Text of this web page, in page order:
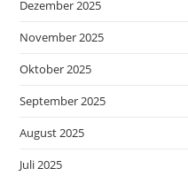
Dezember 2025
November 2025
Oktober 2025
September 2025
August 2025
Juli 2025